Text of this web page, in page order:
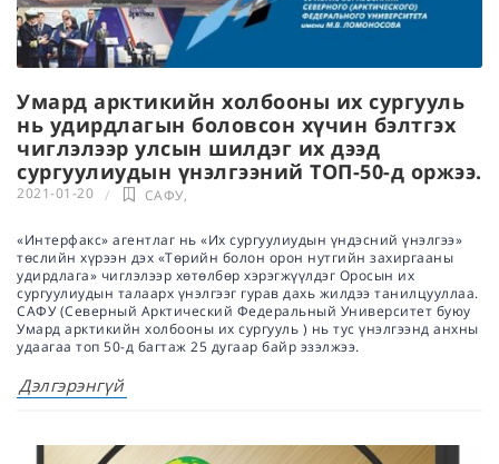
Умард арктикийн холбооны их сургууль
нь удирдлагын боловсон хүчин бэлтгэх
чиглэлээр улсын шилдэг их дээд
сургуулиудын үнэлгээний ТОП-50-д оржээ.
2021-01-20 САФУ,
«Интерфакс» агентлаг нь «Их сургуулиудын үндэсний үнэлгээ»
төслийн хүрээн дэх «Төрийн болон орон нутгийн захиргааны
удирдлага» чиглэлээр хөтөлбөр хэрэгжүүлдэг Оросын их
сургуулиудын талаарх үнэлгээг гурав дахь жилдээ танилцууллаа.
САФУ (Северный Арктический Федеральный Университет буюу
Умард арктикийн холбооны их сургууль ) нь тус үнэлгээнд анхны
удаагаа топ 50-д багтаж 25 дугаар байр эзэлжээ.
Дэлгэрэнгүй